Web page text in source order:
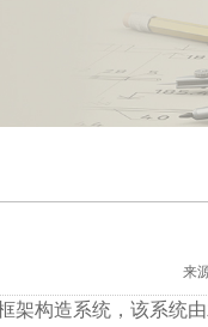
来
架构造系统，该系统